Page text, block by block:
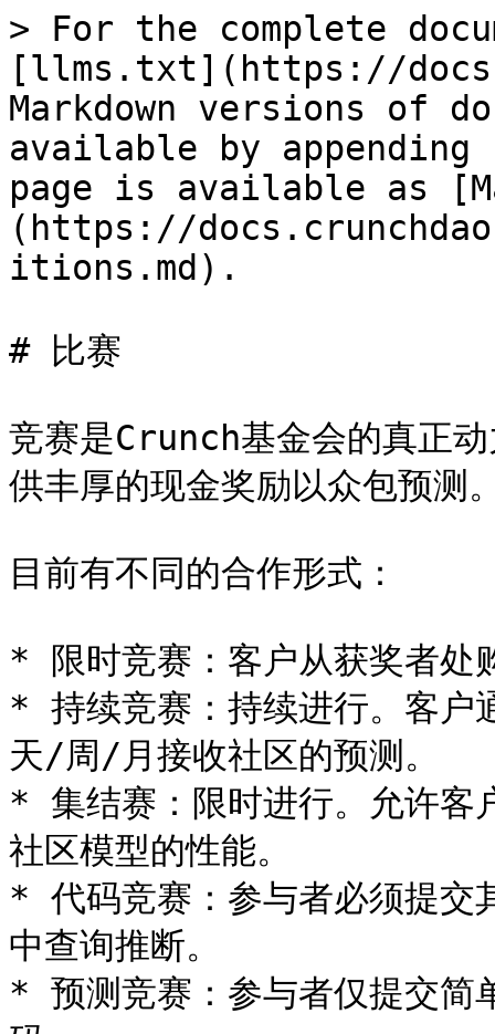
> For the complete
[llms.txt](https://
Markdown versions of
available by
page is available as
(https://
itions.md).
# 比赛
竞赛是Crunch基金会的真正
供丰厚的现金奖励以众包预测
目前有不同的合作形式：
* 限时竞赛：客户从获奖者处
* 持续竞赛：持续进行。客户
天/周/月接收社区的预测。
* 集结赛：限时进行。允许客
社区模型的性能。
* 代码竞赛：参与者必须提交
中查询推断。
* 预测竞赛：参与者仅提交简